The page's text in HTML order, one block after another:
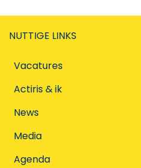
NUTTIGE LINKS
Vacatures
Actiris & ik
News
Media
Agenda